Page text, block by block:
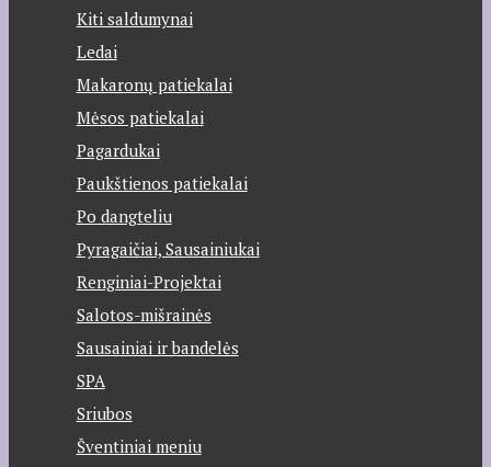
Kiti saldumynai
Ledai
Makaronų patiekalai
Mėsos patiekalai
Pagardukai
Paukštienos patiekalai
Po dangteliu
Pyragaičiai, Sausainiukai
Renginiai-Projektai
Salotos-mišrainės
Sausainiai ir bandelės
SPA
Sriubos
Šventiniai meniu